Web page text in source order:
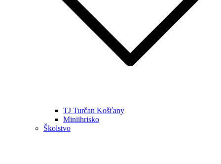
TJ Turčan Košťany
Miniihrisko
Školstvo